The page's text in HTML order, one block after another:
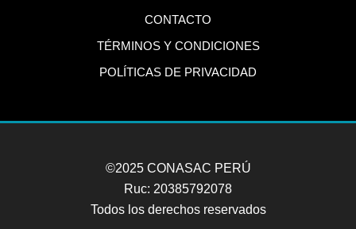
CONTACTO
TÉRMINOS Y CONDICIONES
POLÍTICAS DE PRIVACIDAD
©2025 CONASAC PERÚ
Ruc: 20385792078
Todos los derechos reservados